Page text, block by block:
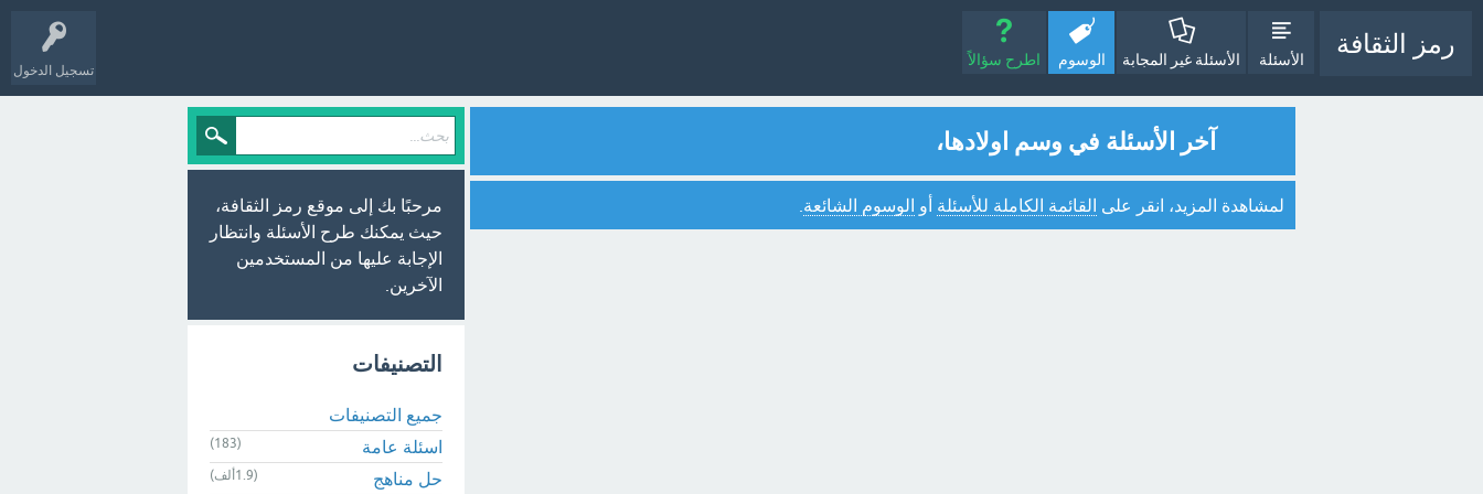
تسجيل الدخول
رمز الثقافة
الأسئلة الأسئلة غير المجابة الوسوم اطرح سؤالاً
آخر الأسئلة في وسم اولادها،
لمشاهدة المزيد، انقر على القائمة الكاملة للأسئلة أو الوسوم الشائعة
مرحبًا بك إلى موقع رمز الثقافة،
حيث يمكنك طرح الأسئلة وانتظار
الإجابة عليها من المستخدمين
الآخرين.
التصنيفات
جميع التصنيفات
اسئلة عامة
(183)
حل مناهج (1.9ألف)